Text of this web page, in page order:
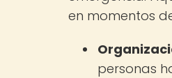
en momentos
personas